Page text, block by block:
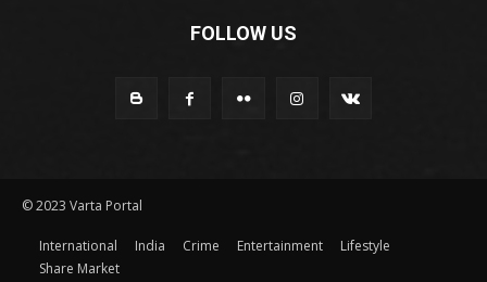
FOLLOW US
© 2023 Varta Portal
International India Crime Entertainment
Lifestyle
Share Market